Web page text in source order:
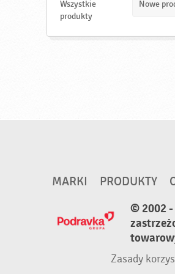
Wszystkie
produkty
Nowe
MARKI PRODUKTY
© 2002 -
Zasady